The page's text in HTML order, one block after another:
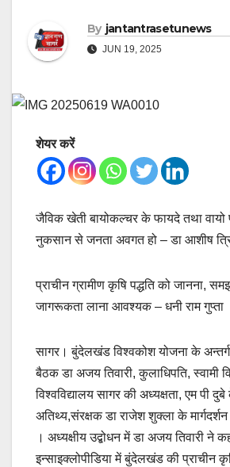
By jantantrasetunews
JUN 19, 2025
शेयर करें
जैविक खेती बायोकल्चर के फायदे तथा वायो
नुकसान से जनता अवगत हो – डा आशीष
प्राचीन ग्रामीण कृषि पद्धति को जानना,
जागरूकता लाना आवश्यक – धनी राम गुप्ता
सागर। बुंदेलखंड विश्वकोश योजना के
बैठक डा अजय तिवारी, कुलाधिपति, स्वामी
विश्वविद्यालय सागर की अध्यक्षता, एम पी
अतिथ्य,संरक्षक डा राजेश शुक्ला के
। अध्यक्षीय उद्बोधन में डा अजय तिवारी ने
इन्साइक्लोपीडिया में बुंदेलखंड की प्राचीन